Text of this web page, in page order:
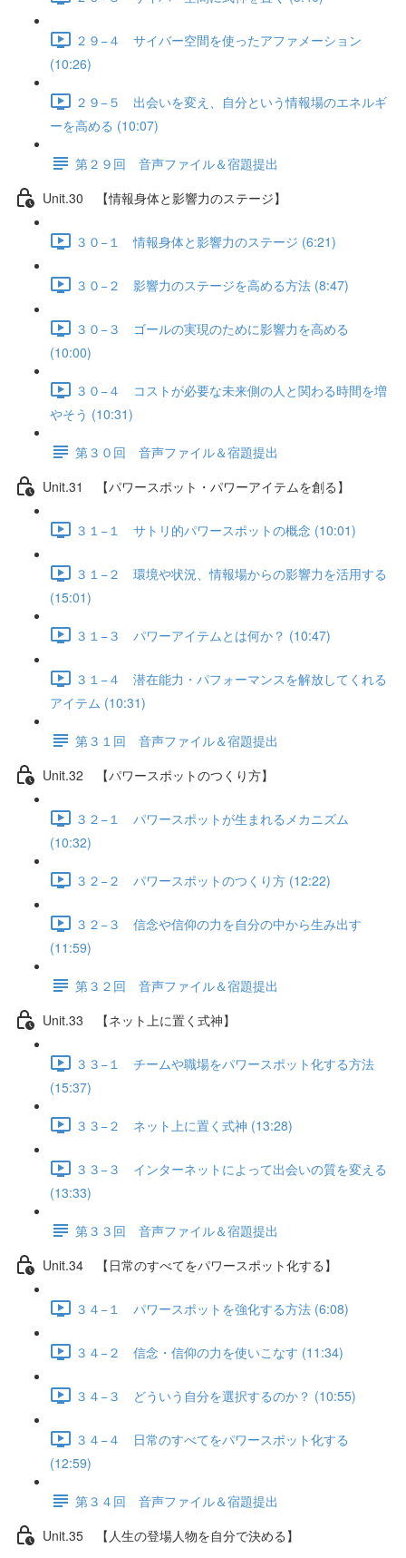
２９−４ サイバー空間を使ったアファメーション
(10:26)
２９−５ 出会いを変え、自分という情報場のエネルギ
ーを高める (10:07)
第２９回 音声ファイル＆宿題提出
Unit.30 【情報身体と影響力のステージ】
３０−１ 情報身体と影響力のステージ (6:21)
３０−２ 影響力のステージを高める方法 (8:47)
３０−３ ゴールの実現のために影響力を高める
(10:00)
３０−４ コストが必要な未来側の人と関わる時間を増
やそう (10:31)
第３０回 音声ファイル＆宿題提出
Unit.31 【パワースポット・パワーアイテムを創る】
３１−１ サトリ的パワースポットの概念 (10:01)
３１−２ 環境や状況、情報場からの影響力を活用する
(15:01)
３１−３ パワーアイテムとは何か？ (10:47)
３１−４ 潜在能力・パフォーマンスを解放してくれる
アイテム (10:31)
第３１回 音声ファイル＆宿題提出
Unit.32 【パワースポットのつくり方】
３２−１ パワースポットが生まれるメカニズム
(10:32)
３２−２ パワースポットのつくり方 (12:22)
３２−３ 信念や信仰の力を自分の中から生み出す
(11:59)
第３２回 音声ファイル＆宿題提出
Unit.33 【ネット上に置く式神】
３３−１ チームや職場をパワースポット化する方法
(15:37)
３３−２ ネット上に置く式神 (13:28)
３３−３ インターネットによって出会いの質を変える
(13:33)
第３３回 音声ファイル＆宿題提出
Unit.34 【日常のすべてをパワースポット化する】
３４−１ パワースポットを強化する方法 (6:08)
３４−２ 信念・信仰の力を使いこなす (11:34)
３４−３ どういう自分を選択するのか？ (10:55)
３４−４ 日常のすべてをパワースポット化する
(12:59)
第３４回 音声ファイル＆宿題提出
Unit.35 【人生の登場人物を自分で決める】